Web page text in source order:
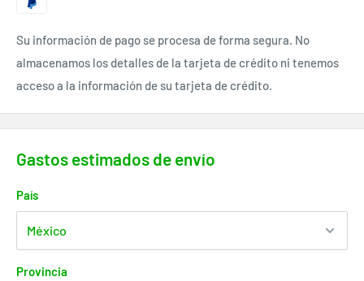
Su información de pago se procesa de forma segura. No
almacenamos los detalles de la tarjeta de crédito ni tenemos
acceso a la información de su tarjeta de crédito.
Gastos estimados de envío
País
Provincia